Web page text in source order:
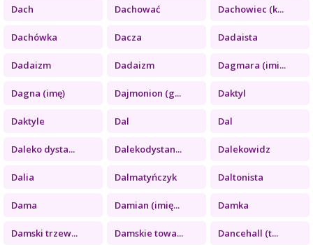
Dach Dachować Dachowiec (k...
Dachówka Dacza Dadaista
Dadaizm Dadaizm Dagmara (imi...
Dagna (imę) Dajmonion (g... Daktyl
Daktyle Dal Dal
Daleko dysta... Dalekodystan... Dalekowidz
Dalia Dalmatyńczyk Daltonista
Dama Damian (imię... Damka
Damski trzew... Damskie towa... Dancehall (t...